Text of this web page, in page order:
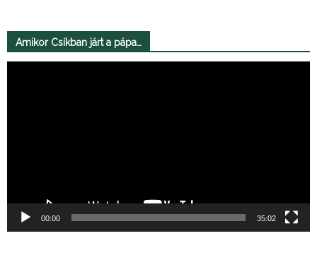
Amikor Csíkban járt a pápa…
00:00 35:02